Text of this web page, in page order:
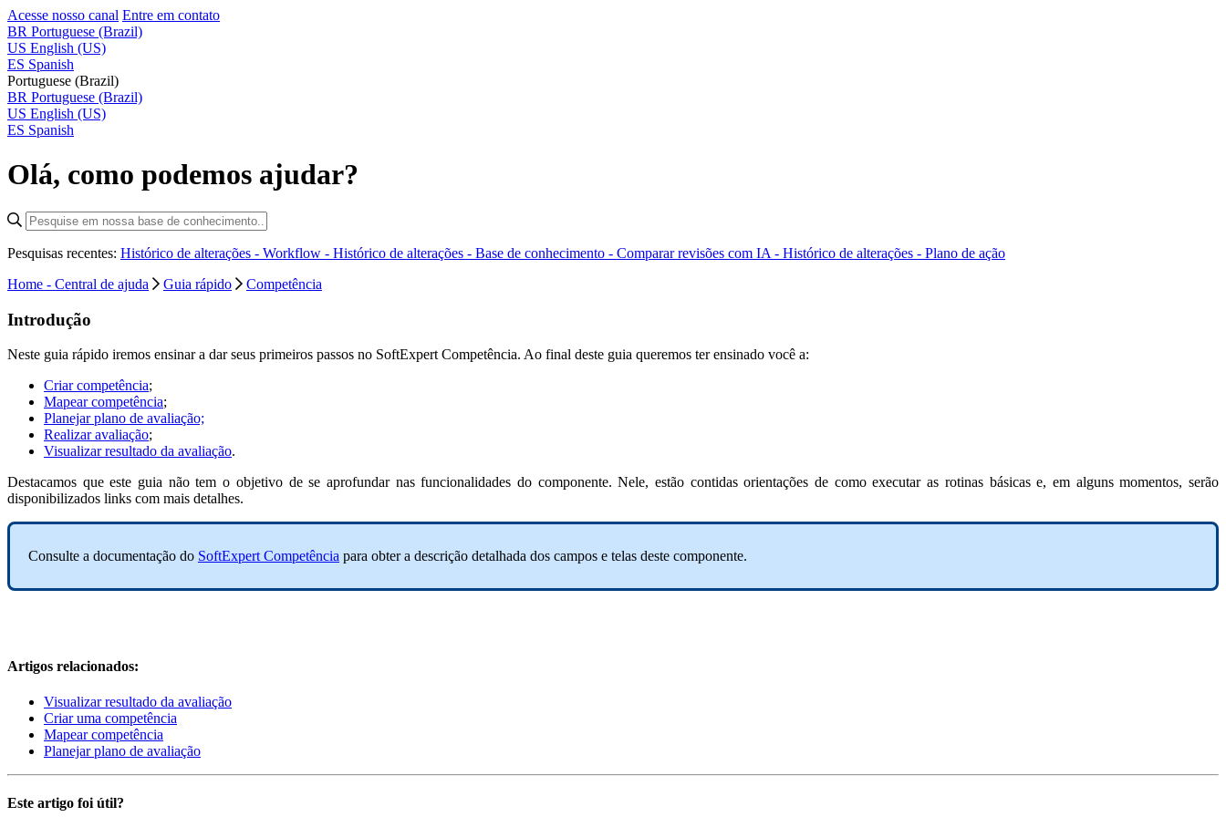
Acesse nosso canal Entre em contato
BR Portuguese (Brazil)
US English (US)
ES Spanish
Portuguese (Brazil)
BR Portuguese (Brazil)
US English (US)
ES Spanish
Olá, como podemos ajudar?
Pesquisas recentes: Histórico de alterações - Workflow - Histórico de alterações - Base de conhecimento - Comparar revisões com IA - Histórico de alterações - Plano de ação
Home - Central de ajuda
Guia rápido Competência
Introdução
Neste guia rápido iremos ensinar a dar seus primeiros passos no SoftExpert Competência. Ao final deste guia queremos ter ensinado você a:
Criar competência;
Mapear competência;
Planejar plano de avaliação;
Realizar avaliação;
Visualizar resultado da avaliação.
Destacamos que este guia não tem o objetivo de se aprofundar nas funcionalidades do componente. Nele, estão contidas orientações de como executar as rotinas básicas e, em alguns momentos, serão
disponibilizados links com mais detalhes.
Consulte a documentação do SoftExpert Competência para obter a descrição detalhada dos campos e telas deste componente.
Artigos relacionados:
Visualizar resultado da avaliação
Criar uma competência
Mapear competência
Planejar plano de avaliação
Este artigo foi útil?